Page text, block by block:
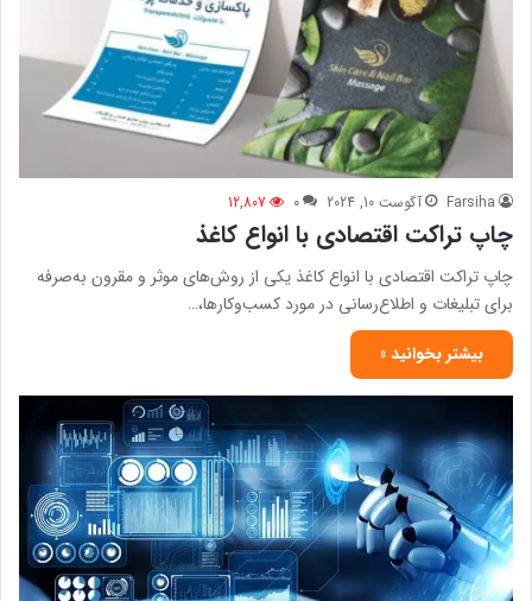
Farsiha آگوست 10, 2024 0
12,807
چاپ تراکت اقتصادی با انواع کاغذ
چاپ تراکت اقتصادی با انواع کاغذ یکی از روش‌های موثر و مقرون به‌صرفه
برای تبلیغات و اطلاع‌رسانی در مورد کسب‌وکارها،…
بیشتر بخوانید »